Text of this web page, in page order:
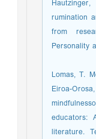
rumination
from
Lomas, T.
Eiroa-
literature.